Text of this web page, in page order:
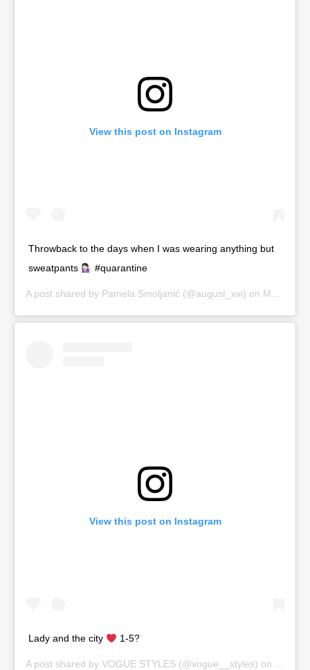
View this post on Instagram
Throwback to the days when I was wearing anything but
sweatpants
#quarantine
A post shared by Pamela Smoljanić (@august_xvi) on Mar 30, 2020 at 9:52am PDT
View this post on Instagram
Lady and the city 1-5?
A post shared by VOGUE STYLES (@vogue__styles) on Sep